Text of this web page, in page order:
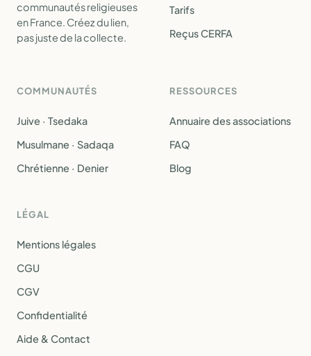
communautés religieuses
en France. Créez du lien,
pas juste de la collecte.
Tarifs
Reçus CERFA
COMMUNAUTÉS
Juive · Tsedaka
Musulmane · Sadaqa
Chrétienne · Denier
RESSOURCES
Annuaire des associations
FAQ
Blog
LÉGAL
Mentions légales
CGU
CGV
Confidentialité
Aide & Contact